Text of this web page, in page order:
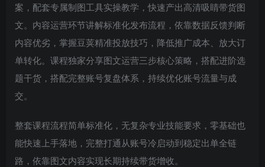
案，配套专属制图工具实操教学，快速产出高清吸睛带货图
文。内容运营环节讲解标准化发布流程，依靠数据反馈判断
内容优劣，掌握豆荚精准投放技巧，降低推广成本、放大订
单转化。课程独家分享图文运营三步核心策略，搭配进阶选
题干货，搭配完整账号复盘体系，持续优化账号流量与成
交。
整套课程流程简单标准化，无复杂专业技能要求，零基础也
能快速上手落地，完整打通从账号冷启动到稳定出单全链
路，依靠图文内容实现长期持续带货增收。